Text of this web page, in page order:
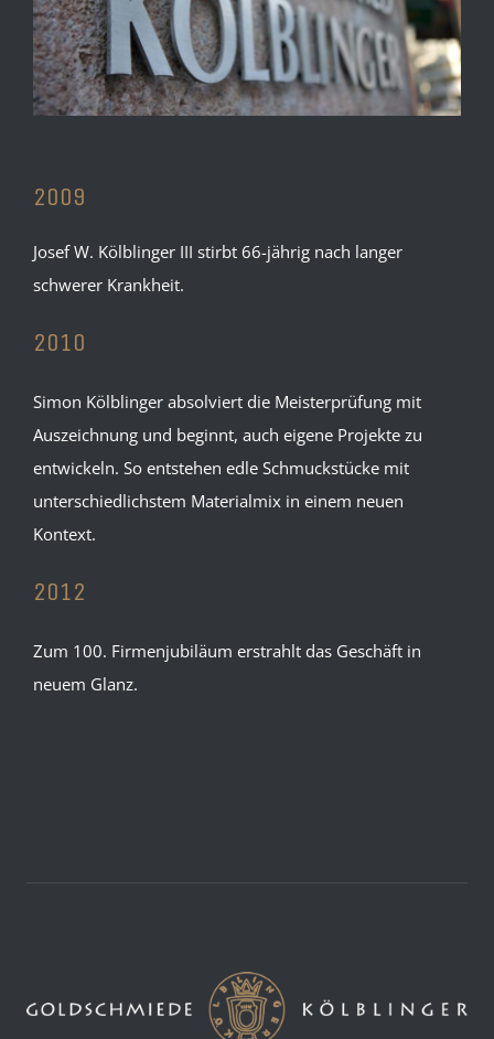
2009
Josef W. Kölblinger III stirbt 66-jährig nach langer
schwerer Krankheit.
2010
Simon Kölblinger absolviert die Meisterprüfung mit
Auszeichnung und beginnt, auch eigene Projekte zu
entwickeln. So entstehen edle Schmuckstücke mit
unterschiedlichstem Materialmix in einem neuen
Kontext.
2012
Zum 100. Firmenjubiläum erstrahlt das Geschäft in
neuem Glanz.